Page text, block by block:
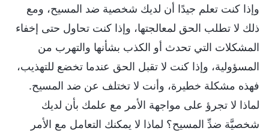
وإذا كنت تعلم جيدًا أن لديك شخصية ضد المسيح، ومع
ذلك لا تطلب الحق لمعالجتها، وإذا كنت تحاول حتى إخفاء
المشكلات التي تحدث أو الكذب بشأنها والتهرب من
المسؤولية، وإذا كنت لا تقبل الحق عندما تخضع للتهذيب،
فهذه مشكلة خطيرة، وأنت لا تختلف عن ضد المسيح.
لماذا لا تجرؤ على مواجهة الأمر مع علمك بأن لديك
شخصيَّة ضدِّ المسيح؟ لماذا لا يمكنك التعامل مع الأمر